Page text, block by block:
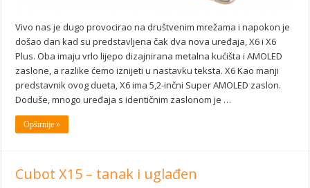
Vivo nas je dugo provocirao na društvenim mrežama i napokon je
došao dan kad su predstavljena čak dva nova uređaja, X6 i X6
Plus. Oba imaju vrlo lijepo dizajnirana metalna kućišta i AMOLED
zaslone, a razlike ćemo iznijeti u nastavku teksta. X6 Kao manji
predstavnik ovog dueta, X6 ima 5,2-inčni Super AMOLED zaslon.
Doduše, mnogo uređaja s identičnim zaslonom je …
Opširnije »
Cubot X15 – tanak i uglađen